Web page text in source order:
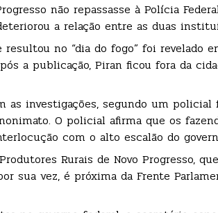
não repassasse à Polícia
a relação entre as duas
no “dia do fogo” foi revelado
a publicação, Piran ficou fora da
investigações, segundo um
O policial afirma que os
com o alto escalão do
Rurais de Novo Progresso,
sua vez, é próxima da Frente